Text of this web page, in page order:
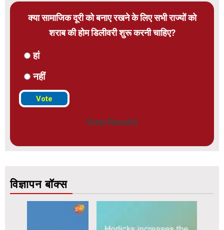
क्या सामाजिक दूरी को बनाए रखने के लिए सभी राज्यों को
शराब की होम डिलीवरी शुरू करनी चाहिए?
हां
नहीं
View Results
विज्ञापन बॉक्स